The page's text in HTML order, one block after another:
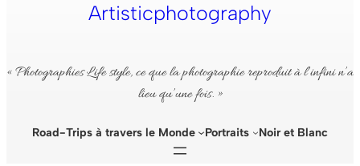
Artisticphotography
« Photographies Life style, ce que la photographie reproduit à l’infini n’a
lieu qu’une fois. »
Road-Trips à travers le Monde Portraits Noir et Blanc